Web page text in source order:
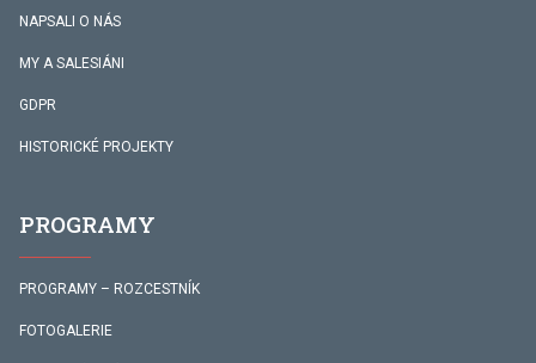
NAPSALI O NÁS
MY A SALESIÁNI
GDPR
HISTORICKÉ PROJEKTY
PROGRAMY
PROGRAMY – ROZCESTNÍK
FOTOGALERIE